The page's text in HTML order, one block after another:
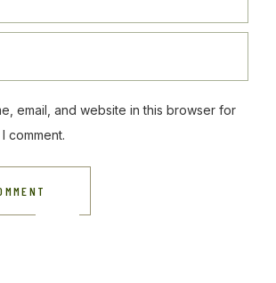
email, and website in this browser for
comment.